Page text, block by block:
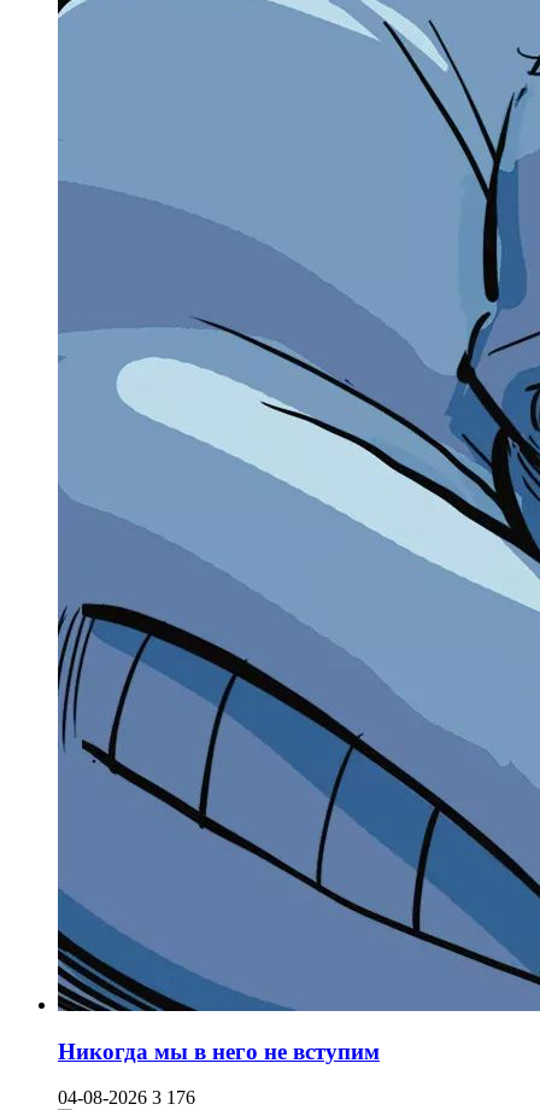
Никогда мы в него не вступим
04-08-2026 3 176